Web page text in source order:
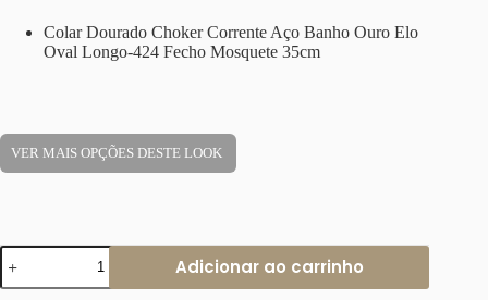
Colar Dourado Choker Corrente Aço Banho Ouro Elo
Oval Longo-424 Fecho Mosquete 35cm
VER MAIS OPÇÕES DESTE LOOK
Colar
Dourado
Choker
Adicionar ao carrinho